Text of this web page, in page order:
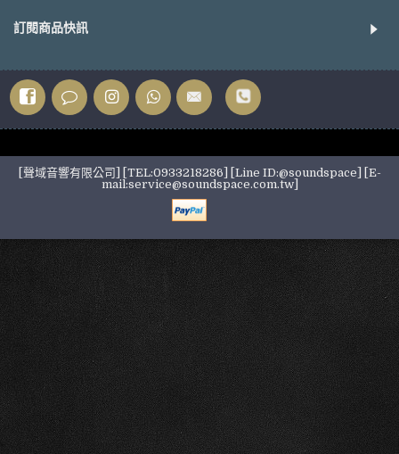
訂閱商品快訊
[聲域音響有限公司] [TEL:0933218286] [Line ID:@soundspace] [E-
mail:service@soundspace.com.tw]